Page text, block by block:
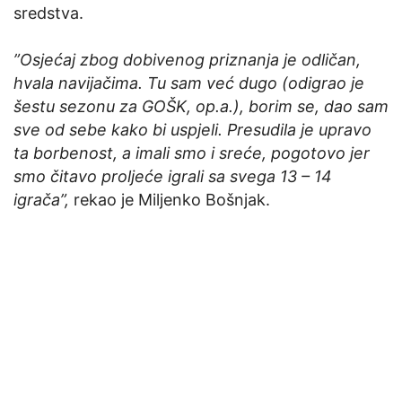
sredstva.
”Osjećaj zbog dobivenog priznanja je odličan,
hvala navijačima. Tu sam već dugo (odigrao je
šestu sezonu za GOŠK, op.a.), borim se, dao sam
sve od sebe kako bi uspjeli. Presudila je upravo
ta borbenost, a imali smo i sreće, pogotovo jer
smo čitavo proljeće igrali sa svega 13 – 14
igrača”, rekao je Miljenko Bošnjak.